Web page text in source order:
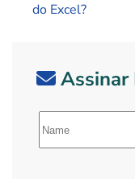
do Excel?